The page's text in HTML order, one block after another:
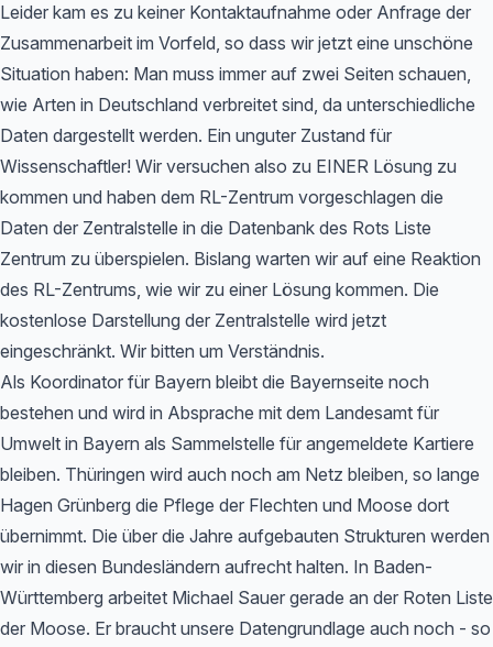
Leider kam es zu keiner Kontaktaufnahme oder Anfrage der
Zusammenarbeit im Vorfeld, so dass wir jetzt eine unschöne
Situation haben: Man muss immer auf zwei Seiten schauen,
wie Arten in Deutschland verbreitet sind, da unterschiedliche
Daten dargestellt werden. Ein unguter Zustand für
Wissenschaftler! Wir versuchen also zu EINER Lösung zu
kommen und haben dem RL-Zentrum vorgeschlagen die
Daten der Zentralstelle in die Datenbank des Rots Liste
Zentrum zu überspielen. Bislang warten wir auf eine Reaktion
des RL-Zentrums, wie wir zu einer Lösung kommen. Die
kostenlose Darstellung der Zentralstelle wird jetzt
eingeschränkt. Wir bitten um Verständnis.
Als Koordinator für Bayern bleibt die Bayernseite noch
bestehen und wird in Absprache mit dem Landesamt für
Umwelt in Bayern als Sammelstelle für angemeldete Kartiere
bleiben. Thüringen wird auch noch am Netz bleiben, so lange
Hagen Grünberg die Pflege der Flechten und Moose dort
übernimmt. Die über die Jahre aufgebauten Strukturen werden
wir in diesen Bundesländern aufrecht halten. In Baden-
Württemberg arbeitet Michael Sauer gerade an der Roten Liste
der Moose. Er braucht unsere Datengrundlage auch noch - so